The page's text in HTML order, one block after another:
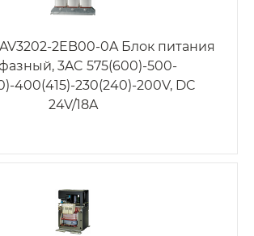
2EB00-0A Блок питания
3AC 575(600)-500-
400(415)-230(240)-200V, DC
24V/18A